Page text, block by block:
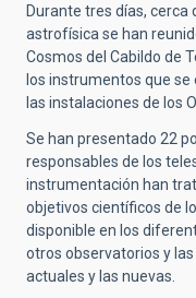
Durante tres días,
astrofísica se han
Cosmos del Cabildo de
los instrumentos que se
las instalaciones de los
Se han presentado 22
responsables de los
instrumentación han
objetivos científicos de
disponible en los
otros observatorios y
actuales y las nuevas.